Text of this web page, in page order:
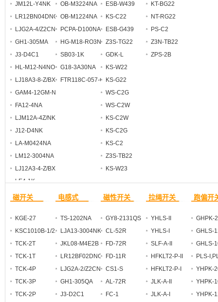
JM12L-Y4NK
LR12BN04DNO
LJG2A-4/Z2CN2
GH1-305MA
J3-D4C1
HL-M12-N4NO
LJ18A3-8-Z/BX
GAM4-12GM-N1
FA12-4NA
LJM12A-4Z/NKS
J12-D4NK
LA-M0424NA
LM12-3004NA
LJ12A3-4-Z/BX
LE4-1K
OB-M3224NA
OB-M1224NA
PCPA-D100NA-D3Y2
HG-M18-RO3NO
SB03-1K
G18-3A30NA
FTR118C-057-CSEN
ESB-W439
KS-C22
ESB-G439
Z3S-TG22
GDK-L
KS-W22
KS-G22
WS-C2G
WS-C2W
KS-C2W
KS-C2G
KS-C2
Z3S-TB22
KS-W23
KT-BG22
NT-RG22
PS-C2
Z3N-TB22
ZPS-2B
磁开关
KGE-27
KSC1010B-1/220
TCK-2T
TCK-1T
TCK-4P
TCK-3P
TCK-2P
电感式
TS-1202NA
LJA13-3004NK
JKL08-M4E2B
LR12BF02DNO
LJG2A-2/Z2CN1
GH1-305QA
J3-D2C1
磁性开关
GY8-2131QS
CL-52R
FD-72R
FD-11R
CS1-S
AL-72R
FC-1
拉绳开关
YHLS-II
YHLS-I
SLF-A-II
HFKLT2-P-II
HFKLT2-P-I
JLK-A-II
JLK-A-I
跑偏开
GHPK-
GHLS-
GHLS-
PLS-
YHPK-
YHPK-
YHPK-